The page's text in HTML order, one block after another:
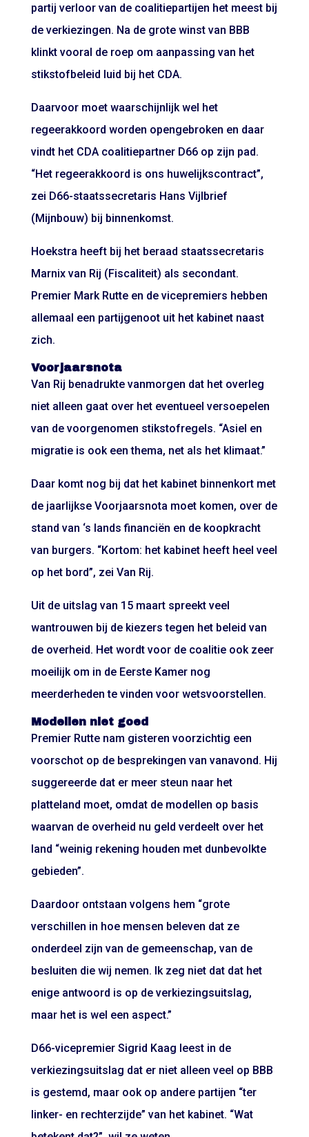
partij verloor van de coalitiepartijen het meest bij
de verkiezingen. Na de grote winst van BBB
klinkt vooral de roep om aanpassing van het
stikstofbeleid luid bij het CDA.
Daarvoor moet waarschijnlijk wel het
regeerakkoord worden opengebroken en daar
vindt het CDA coalitiepartner D66 op zijn pad.
“Het regeerakkoord is ons huwelijkscontract”,
zei D66-staatssecretaris Hans Vijlbrief
(Mijnbouw) bij binnenkomst.
Hoekstra heeft bij het beraad staatssecretaris
Marnix van Rij (Fiscaliteit) als secondant.
Premier Mark Rutte en de vicepremiers hebben
allemaal een partijgenoot uit het kabinet naast
zich.
Voorjaarsnota
Van Rij benadrukte vanmorgen dat het overleg
niet alleen gaat over het eventueel versoepelen
van de voorgenomen stikstofregels. “Asiel en
migratie is ook een thema, net als het klimaat.”
Daar komt nog bij dat het kabinet binnenkort met
de jaarlijkse Voorjaarsnota moet komen, over de
stand van ‘s lands financiën en de koopkracht
van burgers. “Kortom: het kabinet heeft heel veel
op het bord”, zei Van Rij.
Uit de uitslag van 15 maart spreekt veel
wantrouwen bij de kiezers tegen het beleid van
de overheid. Het wordt voor de coalitie ook zeer
moeilijk om in de Eerste Kamer nog
meerderheden te vinden voor wetsvoorstellen.
Modellen niet goed
Premier Rutte nam gisteren voorzichtig een
voorschot op de besprekingen van vanavond. Hij
suggereerde dat er meer steun naar het
platteland moet, omdat de modellen op basis
waarvan de overheid nu geld verdeelt over het
land “weinig rekening houden met dunbevolkte
gebieden”.
Daardoor ontstaan volgens hem “grote
verschillen in hoe mensen beleven dat ze
onderdeel zijn van de gemeenschap, van de
besluiten die wij nemen. Ik zeg niet dat dat het
enige antwoord is op de verkiezingsuitslag,
maar het is wel een aspect.”
D66-vicepremier Sigrid Kaag leest in de
verkiezingsuitslag dat er niet alleen veel op BBB
is gestemd, maar ook op andere partijen “ter
linker- en rechterzijde” van het kabinet. “Wat